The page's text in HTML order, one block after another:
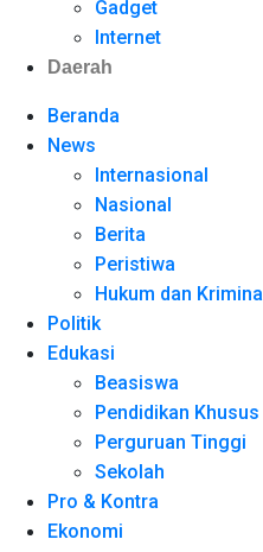
Gadget
Internet
Daerah
Beranda
News
Internasional
Nasional
Berita
Peristiwa
Hukum dan Kriminal
Politik
Edukasi
Beasiswa
Pendidikan Khusus
Perguruan Tinggi
Sekolah
Pro & Kontra
Ekonomi